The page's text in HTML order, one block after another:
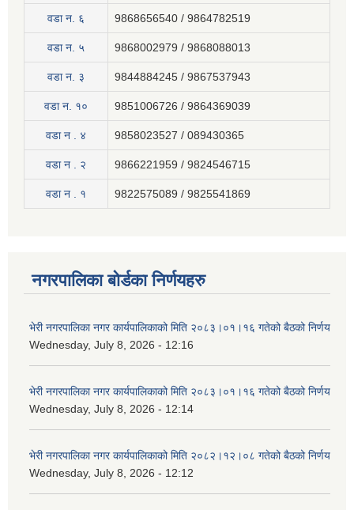
वडा न. ६ 9868656540 / 9864782519
वडा न. ५ 9868002979 / 9868088013
वडा न. ३ 9844884245 / 9867537943
वडा न. १० 9851006726 / 9864369039
वडा न . ४ 9858023527 / 089430365
वडा न . २ 9866221959 / 9824546715
वडा न . १ 9822575089 / 9825541869
नगरपालिका बोर्डका निर्णयहरु
भेरी नगरपालिका नगर कार्यपालिकाको मिति २०८३।०१।१६ गतेको बैठको निर्णय
Wednesday, July 8, 2026 - 12:16
भेरी नगरपालिका नगर कार्यपालिकाको मिति २०८३।०१।१६ गतेको बैठको निर्णय
Wednesday, July 8, 2026 - 12:14
भेरी नगरपालिका नगर कार्यपालिकाको मिति २०८२।१२।०८ गतेको बैठको निर्णय
Wednesday, July 8, 2026 - 12:12